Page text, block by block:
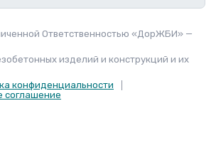
Ответственностью «ДорЖБИ» —
изделий и конструкций и их
конфиденциальности
соглашение